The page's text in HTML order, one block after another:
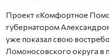
Проект «Комфортное
губернатором
уже показал свою
Ломоносовского округа в